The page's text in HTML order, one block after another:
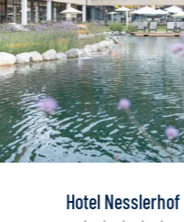
Hotel Nesslerhof